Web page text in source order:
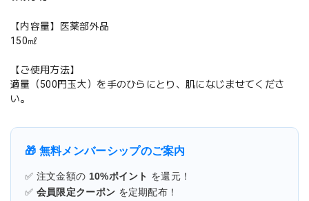
【内容量】医薬部外品
150㎖
【ご使用方法】
適量（500円玉大）を手のひらにとり、肌になじませてくださ
い。
🎁 無料メンバーシップのご案内
✅ 注文金額の 10%ポイント を還元！
✅ 会員限定クーポン を定期配布！